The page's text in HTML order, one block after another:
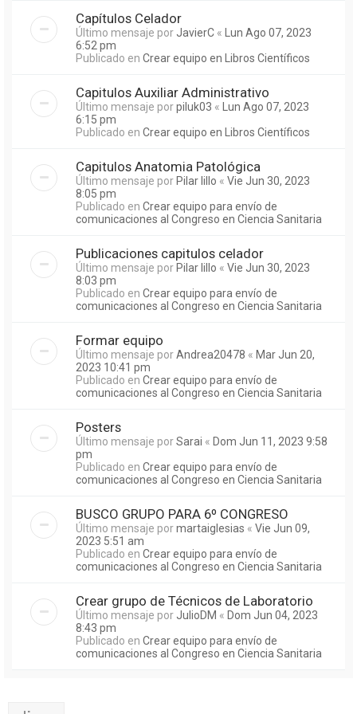
Capítulos Celador
Último mensaje por JavierC « Lun Ago 07, 2023
6:52 pm
Publicado en Crear equipo en Libros Científicos
Capitulos Auxiliar Administrativo
Último mensaje porpiluk03 « Lun Ago 07, 2023
6:15 pm
Publicado en Crear equipo en Libros Científicos
Capitulos Anatomia Patológica
Último mensaje por Pilar lillo « Vie Jun 30, 2023
8:05 pm
Publicado en Crear equipo para envío de
comunicaciones al Congreso en Ciencia Sanitaria
Publicaciones capitulos celador
Último mensaje por Pilar lillo « Vie Jun 30, 2023
8:03 pm
Publicado en Crear equipo para envío de
comunicaciones al Congreso en Ciencia Sanitaria
Formar equipo
Último mensaje porAndrea20478 « Mar Jun 20,
2023 10:41 pm
Publicado en Crear equipo para envío de
comunicaciones al Congreso en Ciencia Sanitaria
Posters
Último mensaje porSarai « Dom Jun 11, 2023 9:58
pm
Publicado en Crear equipo para envío de
comunicaciones al Congreso en Ciencia Sanitaria
BUSCO GRUPO PARA 6º CONGRESO
Último mensaje pormartaiglesias « Vie Jun 09,
2023 5:51 am
Publicado en Crear equipo para envío de
comunicaciones al Congreso en Ciencia Sanitaria
Crear grupo de Técnicos de Laboratorio
Último mensaje por JulioDM « Dom Jun 04, 2023
8:43 pm
Publicado en Crear equipo para envío de
comunicaciones al Congreso en Ciencia Sanitaria